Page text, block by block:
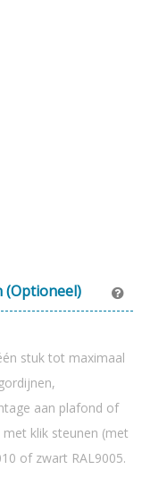
(Optioneel)
stuk tot maximaal
aan plafond of
klik steunen (met
of zwart RAL9005.